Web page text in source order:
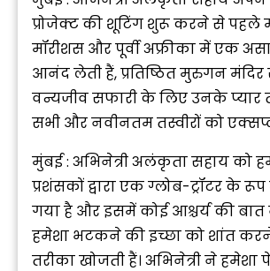
प्रोजेक्ट की शूटिंग शुरू करने से पहले
मॉरीशस और पूर्वी अफ्रीका में एक
आनंद लेती हैं, प्रतिष्ठित मुरुगन
वन्यजीव सफारी के लिए उनके प्यार
सभी और नवीनतम तस्वीरों को
मुंबई : अभिनेत्री अलंकृता सहाय को
प्रशंसकों द्वारा एक ग्लोब-ट्रॉटर के
गया है और इसमें कोई आश्चर्य की बात
हमेशा भटकने की इच्छा को शांत
तरीका खोजती हैं। अभिनेत्री ने